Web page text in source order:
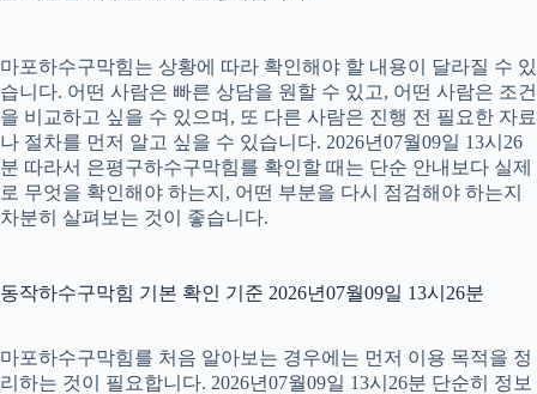
마포하수구막힘는 상황에 따라 확인해야 할 내용이 달라질 수 있
습니다. 어떤 사람은 빠른 상담을 원할 수 있고, 어떤 사람은 조건
을 비교하고 싶을 수 있으며, 또 다른 사람은 진행 전 필요한 자료
나 절차를 먼저 알고 싶을 수 있습니다. 2026년07월09일 13시26
분 따라서 은평구하수구막힘를 확인할 때는 단순 안내보다 실제
로 무엇을 확인해야 하는지, 어떤 부분을 다시 점검해야 하는지
차분히 살펴보는 것이 좋습니다.
동작하수구막힘 기본 확인 기준 2026년07월09일 13시26분
마포하수구막힘를 처음 알아보는 경우에는 먼저 이용 목적을 정
리하는 것이 필요합니다. 2026년07월09일 13시26분 단순히 정보